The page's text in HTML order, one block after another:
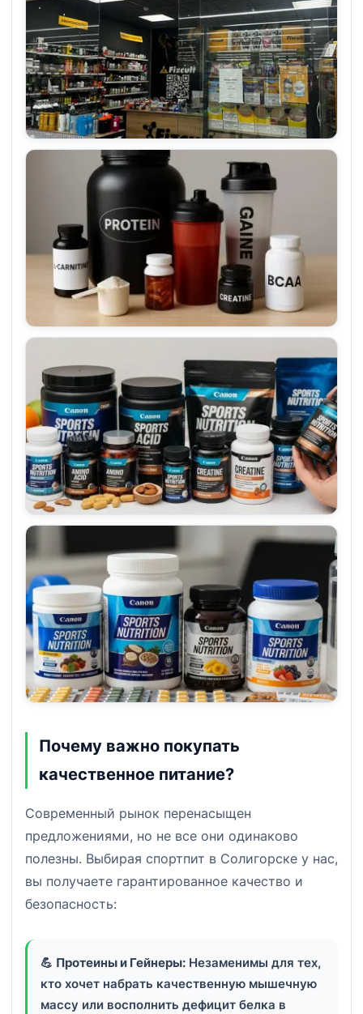
Почему важно покупать
качественное питание?
Современный рынок перенасыщен
предложениями, но не все они одинаково
полезны. Выбирая спортпит в Солигорске у нас,
вы получаете гарантированное качество и
безопасность:
💪 Протеины и Гейнеры: Незаменимы для тех,
кто хочет набрать качественную мышечную
массу или восполнить дефицит белка в